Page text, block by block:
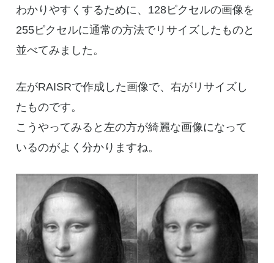
わかりやすくするために、128ピクセルの画像を
255ピクセルに通常の方法でリサイズしたものと
並べてみました。
左がRAISRで作成した画像で、右がリサイズし
たものです。
こうやってみると左の方が綺麗な画像になって
いるのがよく分かりますね。